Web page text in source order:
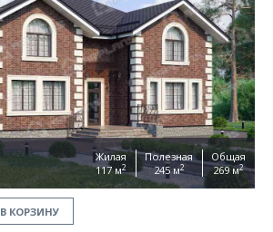
Жилая
117 м2
Полезная
245 м2
Общая
269 м2
В КОРЗИНУ